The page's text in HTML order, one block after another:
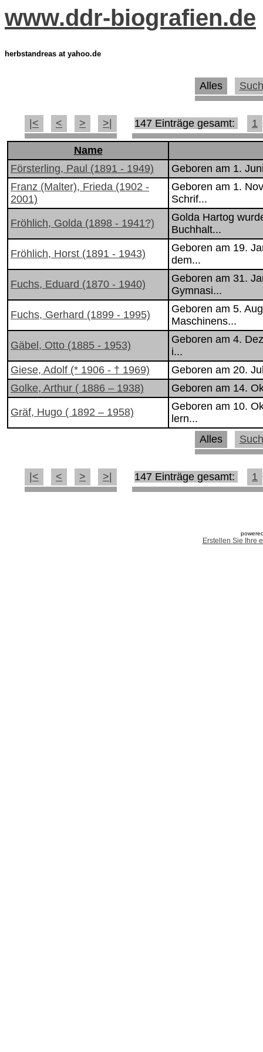
www.ddr-biografien.de
herbstandreas at yahoo.de
Alles
|< < > >| 147 Einträge gesamt: 1
Name
Försterling, Paul (1891 - 1949)
Geboren am 1.
Franz (Malter), Frieda (1902 -
2001)
Geboren am 1.
Schrif...
Fröhlich, Golda (1898 - 1941?)
Golda Hartog
Buchhalt...
Fröhlich, Horst (1891 - 1943)
Geboren am 19.
dem...
Fuchs, Eduard (1870 - 1940)
Geboren am 31.
Gymnasi...
Fuchs, Gerhard (1899 - 1995)
Geboren am 5.
Maschinens...
Gäbel, Otto (1885 - 1953)
Geboren am 4.
i...
Giese, Adolf (* 1906 - † 1969)
Geboren am 20.
Golke, Arthur ( 1886 – 1938)
Geboren am 14.
Gräf, Hugo ( 1892 – 1958)
Geboren am 10.
lern...
Alles
|< < > >| 147 Einträge gesamt: 1
Erstellen Sie Ihre